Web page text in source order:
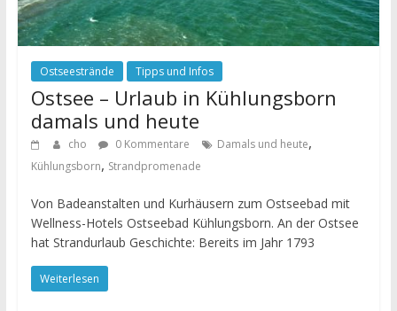
Ostseestrände Tipps und Infos
Ostsee – Urlaub in Kühlungsborn
damals und heute
cho 0 Kommentare Damals und heute,
Kühlungsborn, Strandpromenade
Von Badeanstalten und Kurhäusern zum Ostseebad mit
Wellness-Hotels Ostseebad Kühlungsborn. An der Ostsee
hat Strandurlaub Geschichte: Bereits im Jahr 1793
Weiterlesen